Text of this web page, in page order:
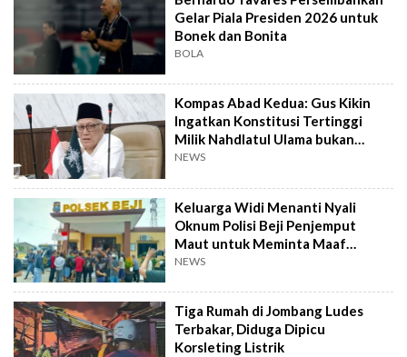
Gelar Piala Presiden 2026 untuk
Bonek dan Bonita
BOLA
Kompas Abad Kedua: Gus Kikin
Ingatkan Konstitusi Tertinggi
Milik Nahdlatul Ulama bukan
AD/ART
NEWS
Keluarga Widi Menanti Nyali
Oknum Polisi Beji Penjemput
Maut untuk Meminta Maaf
Langsung
NEWS
Tiga Rumah di Jombang Ludes
Terbakar, Diduga Dipicu
Korsleting Listrik